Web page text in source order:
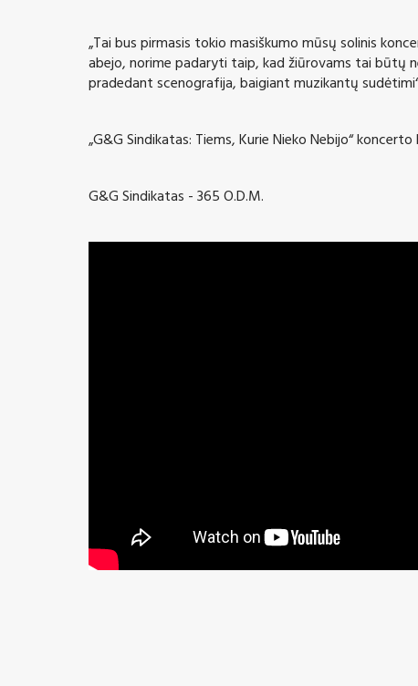
„Tai bus pirmasis tokio masiškumo mūsų solinis
abejo, norime padaryti taip, kad žiūrovams tai būtų
pradedant scenografija, baigiant muzikantų
„G&G Sindikatas: Tiems, Kurie Nieko Nebijo“
G&G Sindikatas - 365 O.D.M.